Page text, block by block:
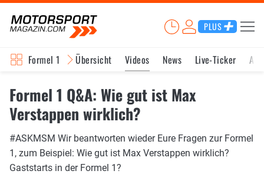
PLUS
Formel 1 Übersicht Videos News Live-Ticker
Formel 1 Q&A: Wie gut ist Max
Verstappen wirklich?
#ASKMSM Wir beantworten wieder Eure Fragen zur Formel
1, zum Beispiel: Wie gut ist Max Verstappen wirklich?
Gaststarts in der Formel 1?